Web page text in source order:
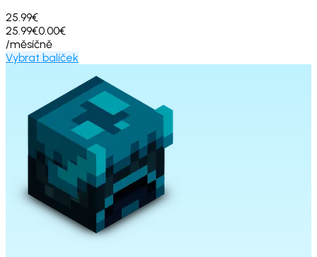
25.99€
25.99€0.00€
/měsíčně
Vybrat balíček